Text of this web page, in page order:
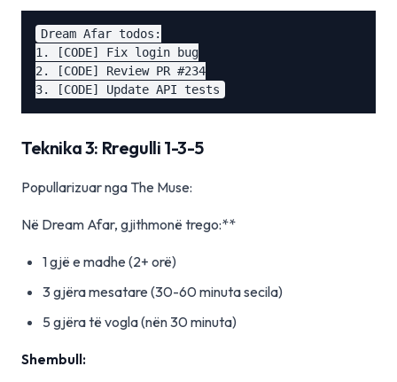
Dream Afar todos:
1. [CODE] Fix login bug
2. [CODE] Review PR #234
Teknika 3: Rregulli 1-3-5
Popullarizuar nga The Muse:
Në Dream Afar, gjithmonë trego:**
1 gjë e madhe (2+ orë)
3 gjëra mesatare (30-60 minuta secila)
5 gjëra të vogla (nën 30 minuta)
Shembull: